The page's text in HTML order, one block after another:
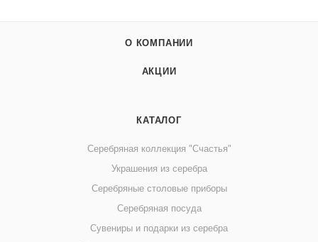
О КОМПАНИИ
АКЦИИ
КАТАЛОГ
Серебряная коллекция "Счастья"
Украшения из серебра
Серебряные столовые приборы
Серебряная посуда
Сувениры и подарки из серебра